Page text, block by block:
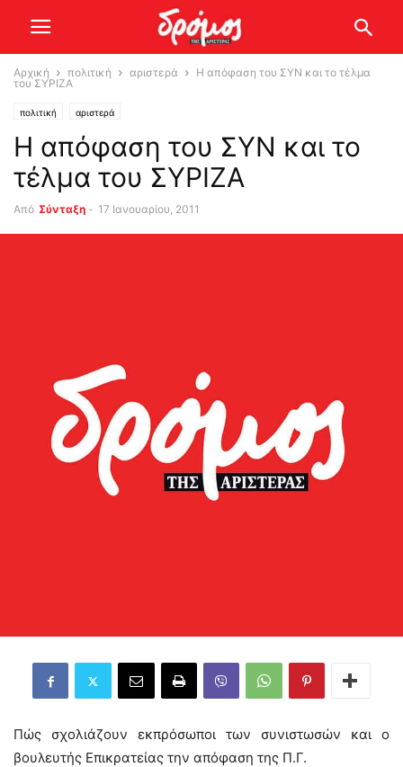
Αρχική πολιτική αριστερά
Η απόφαση του ΣΥΝ και το τέλμα
του ΣΥΡΙΖΑ
πολιτική αριστερά
Η απόφαση του ΣΥΝ και το
τέλμα του ΣΥΡΙΖΑ
Από Σύνταξη - 17 Ιανουαρίου, 2011
Πώς σχολιάζουν εκπρόσωποι των συνιστωσών και ο
βουλευτής Επικρατείας την απόφαση της Π.Γ.